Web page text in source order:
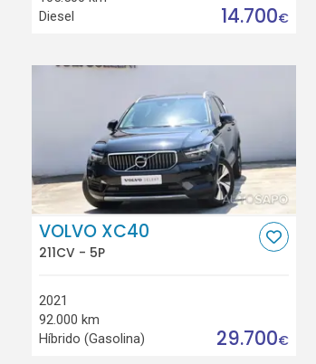
Diesel
14.700€
VOLVO XC40
211CV - 5P
2021
92.000 km
Híbrido (Gasolina)
29.700€